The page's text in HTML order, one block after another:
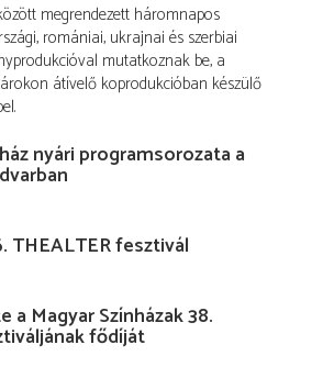
megrendezett háromnapos
romániai, ukrajnai és szerbiai
mutatkoznak be, a
átívelő koprodukcióban készülő
nyári programsorozata a
THEALTER fesztivál
a Magyar Színházak 38.
fődíját